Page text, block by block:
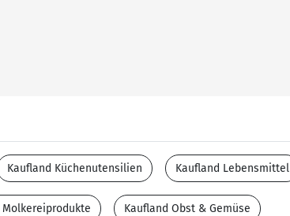
Kaufland Küchenutensilien Kaufland Lebensmittel
Molkereiprodukte Kaufland Obst & Gemüse